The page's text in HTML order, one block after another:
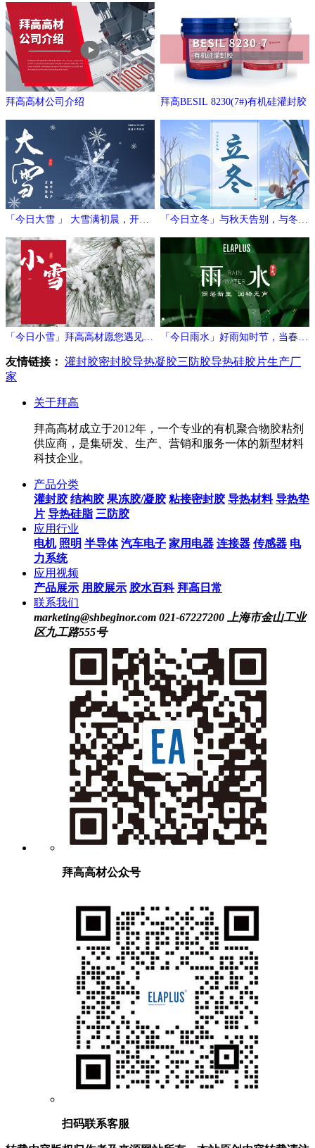
拜高高材公司介绍 拜高BESIL 8230(7#)有机硅灌封胶
「今日大雪 」 大雪满初晨，开门
万象新
「今日立冬」与秋天告别，与冬日
相拥
「今日小雪」拜高高材愿您遇见冬
日的温暖与期待！
「今日雨水」好雨知时节，当春乃
发生
友情链接： 灌封胶密封胶导热凝胶三防胶导热硅胶片生产厂
家
关于拜高
拜高高材成立于2012年，一个专业的有机聚合物胶粘剂
供应商，是集研发、生产、营销和服务一体的新型材料
科技企业。
产品分类
灌封胶 结构胶 果冻胶/凝胶 粘接密封胶 导热材料 导热垫
片 导热硅脂 三防胶
应用行业
电机 照明 半导体 汽车电子 家用电器 连接器 传感器 电
力系统
应用视频
产品展示 用胶展示 胶水百科 拜高日常
联系我们
marketing@shbeginor.com 021-67227200
上海市金山工业
区九工路555号
拜高高材公众号
扫码联系客服